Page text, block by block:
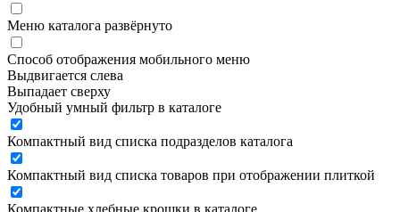
Меню каталога развёрнуто
Способ отображения мобильного меню
Выдвигается слева
Выпадает сверху
Удобный умный фильтр в каталоге
Компактный вид списка подразделов каталога
Компактный вид списка товаров при отображении плиткой
Компактные хлебные крошки в каталоге